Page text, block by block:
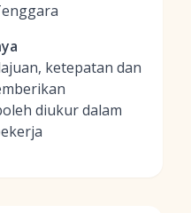
ketepatan dan
diukur dalam